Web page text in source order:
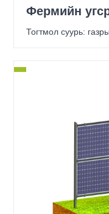
Фермийн
Тогтмол суурь: